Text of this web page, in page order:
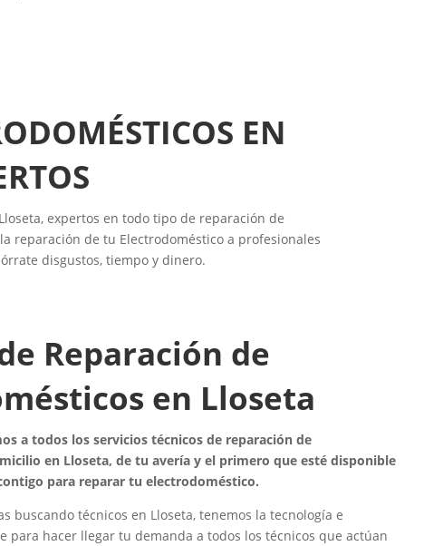
EN
expertos en todo tipo de reparación de
reparación de tu Electrodoméstico a profesionales
disgustos, tiempo y dinero.
Reparación de
en Lloseta
a todos los servicios técnicos de reparación de
en Lloseta, de tu avería y el primero que esté disponible
para reparar tu electrodoméstico.
buscando técnicos en Lloseta, tenemos la tecnología e
para hacer llegar tu demanda a todos los técnicos que actúan